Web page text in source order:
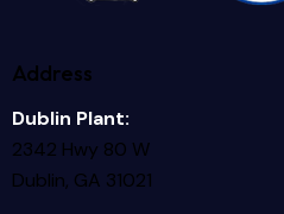
Address
Dublin Plant:
2342 Hwy 80 W
Dublin, GA 31021